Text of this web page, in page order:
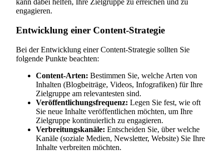
kann dabei helfen, Ihre Zielgruppe zu erreichen und zu
engagieren.
Entwicklung einer Content-Strategie
Bei der Entwicklung einer Content-Strategie sollten Sie
folgende Punkte beachten:
Content-Arten: Bestimmen Sie, welche Arten von
Inhalten (Blogbeiträge, Videos, Infografiken) für Ihre
Zielgruppe am relevantesten sind.
Veröffentlichungsfrequenz: Legen Sie fest, wie oft
Sie neue Inhalte veröffentlichen möchten, um Ihre
Zielgruppe kontinuierlich zu engagieren.
Verbreitungskanäle: Entscheiden Sie, über welche
Kanäle (soziale Medien, Newsletter, Website) Sie Ihre
Inhalte verbreiten möchten.